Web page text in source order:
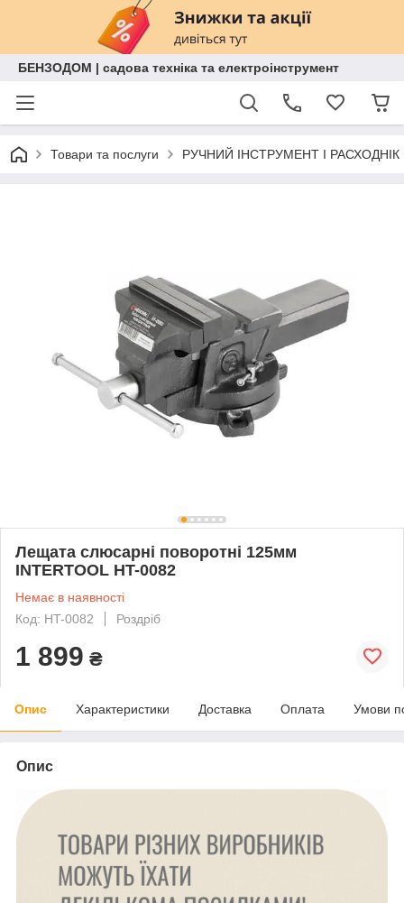
БЕНЗОДОМ | садова техніка та електроінструмент
Товари та послуги РУЧНИЙ ІНСТРУМЕНТ І РАСХОДНІК
Лещата слюсарні поворотні 125мм
INTERTOOL HT-0082
Немає в наявності
Код: HT-0082
Роздріб
1 899 ₴
Опис Характеристики Доставка Оплата Умови
Опис